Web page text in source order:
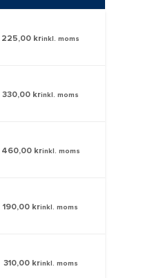
225,00 krinkl. moms
330,00 krinkl. moms
460,00 krinkl. moms
190,00 krinkl. moms
310,00 krinkl. moms